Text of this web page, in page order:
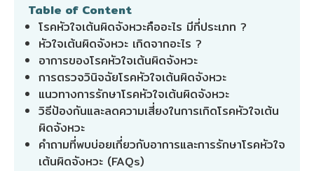
Table of Content
โรคหัวใจเต้นผิดจังหวะคืออะไร มีกี่ประเภท ?
หัวใจเต้นผิดจังหวะ เกิดจากอะไร ?
อาการของโรคหัวใจเต้นผิดจังหวะ
การตรวจวินิจฉัยโรคหัวใจเต้นผิดจังหวะ
แนวทางการรักษาโรคหัวใจเต้นผิดจังหวะ
วิธีป้องกันและลดความเสี่ยงในการเกิดโรคหัวใจเต้น
ผิดจังหวะ
คำถามที่พบบ่อยเกี่ยวกับอาการและการรักษาโรคหัวใจ
เต้นผิดจังหวะ (FAQs)